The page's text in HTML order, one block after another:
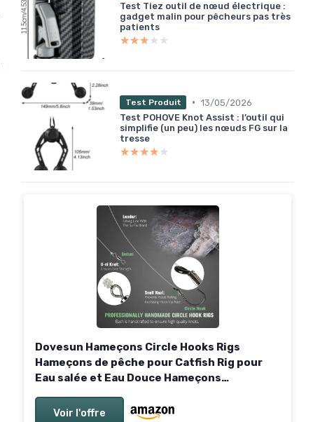
Test Tiez outil de nœud électrique :
gadget malin pour pêcheurs pas très
patients
★★★★★
★★★★★
Test Produit • 13/05/2026
Test POHOVE Knot Assist : l’outil qui
simplifie (un peu) les nœuds FG sur la
tresse
★★★★★
★★★★★
Dovesun Hameçons Circle Hooks Rigs
Hameçons de pêche pour Catfish Rig pour
Eau salée et Eau Douce Hameçons
4/0 6/0 8/0 10/0 A- Taille de l'hameçon : 2/0
Voir l'offre